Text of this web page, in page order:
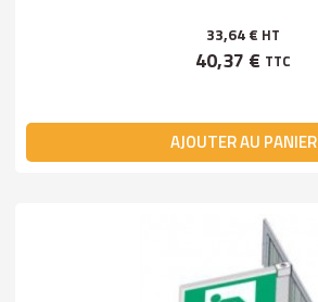
33,64 € HT
40,37 € TTC
AJOUTER AU PANIER